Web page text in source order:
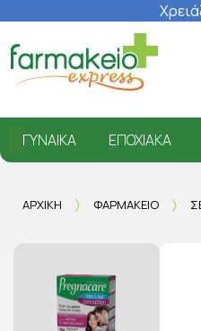
ΓΥΝΑΊΚΑ ΕΠΟΧΙΑΚΆ
ΑΡΧΙΚΉ ΦΑΡΜΑΚΕΊΟ